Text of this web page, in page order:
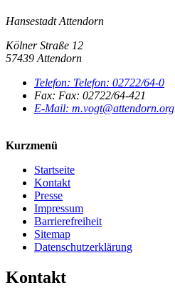
Hansestadt Attendorn
Kölner Straße 12
57439 Attendorn
Telefon: Telefon: 02722/64-0
Fax: Fax: 02722/64-421
E-Mail: m.vogt@attendorn.org
Kurzmenü
Startseite
Kontakt
Presse
Impressum
Barrierefreiheit
Sitemap
Datenschutzerklärung
Kontakt